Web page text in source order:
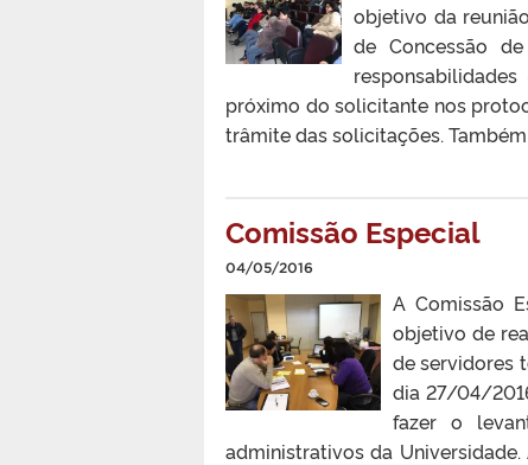
objetivo da
de Concessão
próximo do solicitante nos
trâmite das solicitações.
Comissão Especial
04/05/2016
A Comissão
objetivo de
de servidores
dia 27/04/
fazer o
administrativos da